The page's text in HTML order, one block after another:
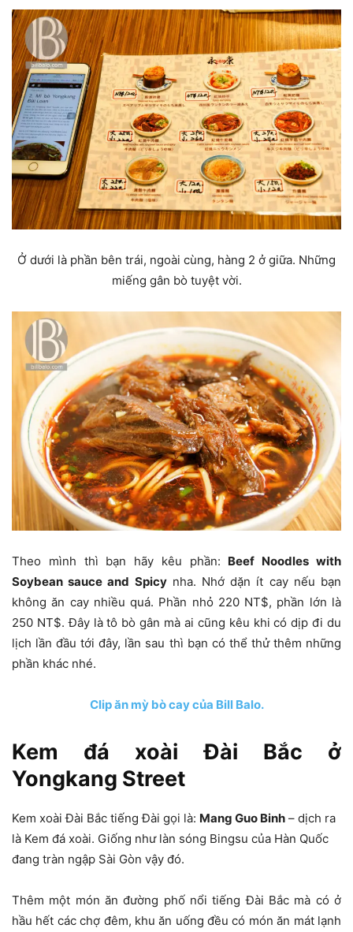
Ở dưới là phần bên trái, ngoài cùng, hàng 2 ở giữa. Những
miếng gân bò tuyệt vời.
Theo mình thì bạn hãy kêu phần: Beef Noodles with
Soybean sauce and Spicynha. Nhớ dặn ít cay nếu bạn
không ăn cay nhiều quá. Phần nhỏ 220 NT$, phần lớn là
250 NT$. Đây là tô bò gân mà ai cũng kêu khi có dịp đi du
lịch lần đầu tới đây, lần sau thì bạn có thể thử thêm những
phần khác nhé.
Clip ăn mỳ bò cay của Bill Balo.
Kem đá xoài Đài Bắc ở
Yongkang Street
Kem xoài Đài Bắc tiếng Đài gọi là: Mang Guo Binh – dịch ra
là Kem đá xoài. Giống như làn sóng Bingsu của Hàn Quốc
đang tràn ngập Sài Gòn vậy đó.
Thêm một món ăn đường phố nổi tiếng Đài Bắc mà có ở
hầu hết các chợ đêm, khu ăn uống đều có món ăn mát lạnh